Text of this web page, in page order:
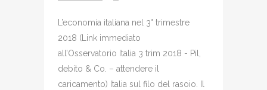
L’economia italiana nel 3° trimestre
2018 (Link immediato
all’Osservatorio Italia 3 trim 2018 - Pil,
debito & Co. – attendere il
caricamento) Italia sul filo del rasoio. Il